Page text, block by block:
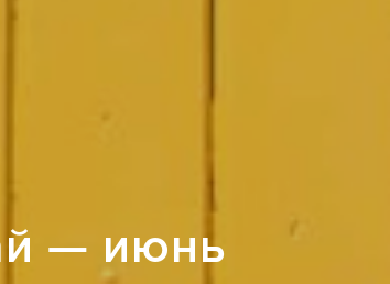
— июнь